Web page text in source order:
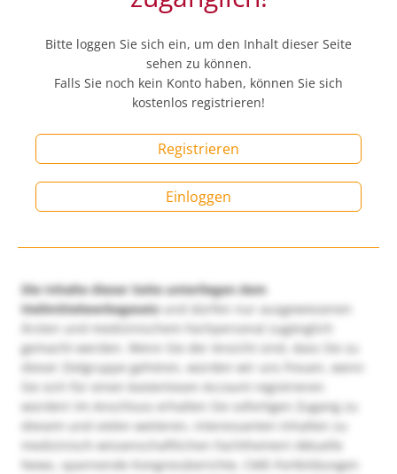
Bitte loggen Sie sich ein, um den Inhalt dieser Seite
sehen zu können.
Falls Sie noch kein Konto haben, können Sie sich
kostenlos registrieren!
Registrieren
Einloggen
Die Inhalte dieser Seite unterliegen dem
Heilmittelwerbegesetzund dürfen nur ausgewiesenen
Ärzten und medizinischem Fachpersonal zugänglich
gemacht werden. Wenn Sie der Ansicht sind, dass Sie zu
dieser Zielgruppe gehören, würden wir uns freuen, wenn
Sie sich für einen kostenlosen Account registrieren
würden! Im Anschluss erhalten Sie sofortigen Zugang zu
diesem und vielen weiteren, interessanten Inhalten zu
medizinisch-wissenschaftlichen Fachthemen! Aktuelle
News, spannende Kongressberichte, CME-Fortbildungen